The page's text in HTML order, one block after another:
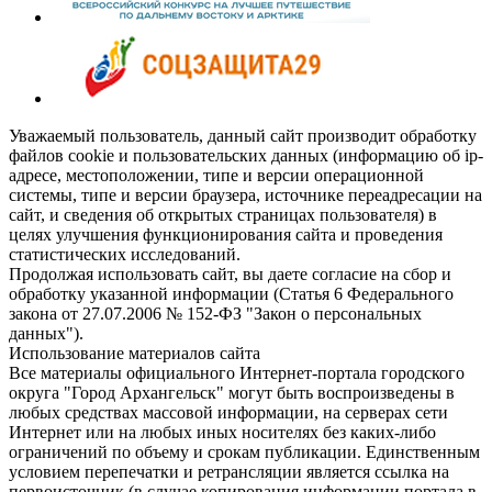
Уважаемый пользователь, данный сайт производит обработку
файлов cookie и пользовательских данных (информацию об ip-
адресе, местоположении, типе и версии операционной
системы, типе и версии браузера, источнике переадресации на
сайт, и сведения об открытых страницах пользователя) в
целях улучшения функционирования сайта и проведения
статистических исследований.
Продолжая использовать сайт, вы даете согласие на сбор и
обработку указанной информации (Статья 6 Федерального
закона от 27.07.2006 № 152-ФЗ "Закон о персональных
данных").
Использование материалов сайта
Все материалы официального Интернет-портала городского
округа "Город Архангельск" могут быть воспроизведены в
любых средствах массовой информации, на серверах сети
Интернет или на любых иных носителях без каких-либо
ограничений по объему и срокам публикации. Единственным
условием перепечатки и ретрансляции является ссылка на